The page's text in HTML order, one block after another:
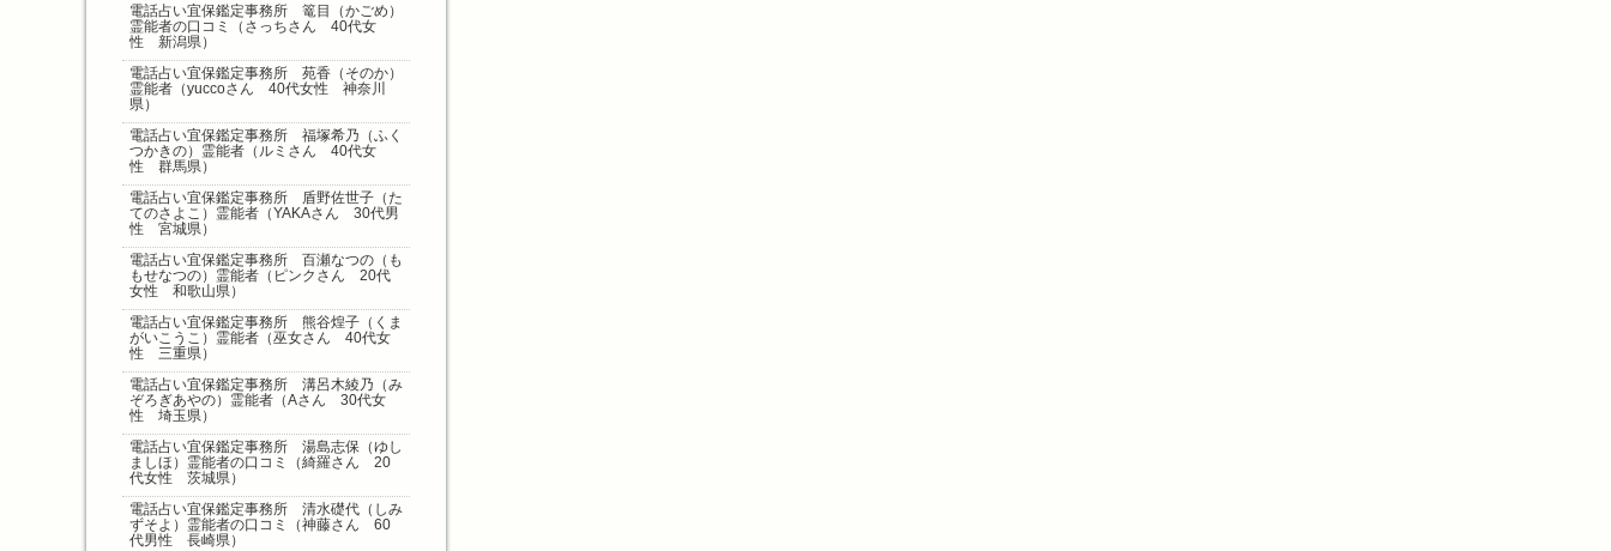
電話占い宜保鑑定事務所 篭目（かごめ）
霊能者の口コミ（さっちさん 40代女
性 新潟県）
電話占い宜保鑑定事務所 苑香（そのか）
霊能者（yuccoさん 40代女性 神奈川
県）
電話占い宜保鑑定事務所 福塚希乃（ふく
つかきの）霊能者（ルミさん 40代女
性 群馬県）
電話占い宜保鑑定事務所 盾野佐世子（た
てのさよこ）霊能者（YAKAさん 30代男
性 宮城県）
電話占い宜保鑑定事務所 百瀬なつの（も
もせなつの）霊能者（ピンクさん 20代
女性 和歌山県）
電話占い宜保鑑定事務所 熊谷煌子（くま
がいこうこ）霊能者（巫女さん 40代女
性 三重県）
電話占い宜保鑑定事務所 溝呂木綾乃（み
ぞろぎあやの）霊能者（Aさん 30代女
性 埼玉県）
電話占い宜保鑑定事務所 湯島志保（ゆし
ましほ）霊能者の口コミ（綺羅さん 20
代女性 茨城県）
電話占い宜保鑑定事務所 清水礎代（しみ
ずそよ）霊能者の口コミ（神藤さん 60
代男性 長崎県）